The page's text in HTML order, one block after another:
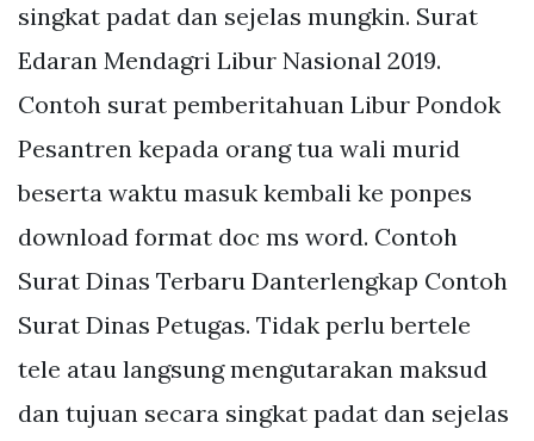
singkat padat dan sejelas mungkin. Surat
Edaran Mendagri Libur Nasional 2019.
Contoh surat pemberitahuan Libur Pondok
Pesantren kepada orang tua wali murid
beserta waktu masuk kembali ke ponpes
download format doc ms word. Contoh
Surat Dinas Terbaru Danterlengkap Contoh
Surat Dinas Petugas. Tidak perlu bertele
tele atau langsung mengutarakan maksud
dan tujuan secara singkat padat dan sejelas